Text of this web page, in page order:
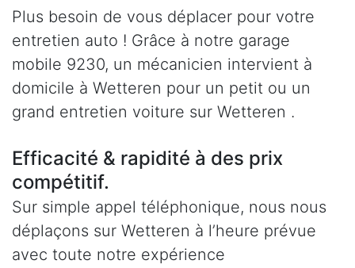
Plus besoin de vous déplacer pour votre
entretien auto ! Grâce à notre garage
mobile 9230, un mécanicien intervient à
domicile à Wetteren pour un petit ou un
grand entretien voiture sur Wetteren .
Efficacité & rapidité à des prix
compétitif.
Sur simple appel téléphonique, nous nous
déplaçons sur Wetteren à l’heure prévue
avec toute notre expérience